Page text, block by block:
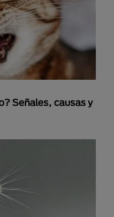
Señales, causas y